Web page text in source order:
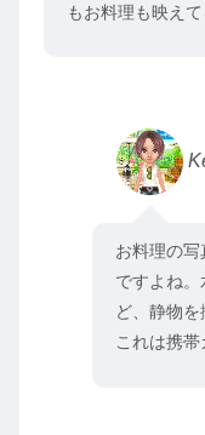
もお料理も映え
お料理の
ですよね
ど、静物を
これは携